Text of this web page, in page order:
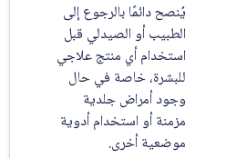
يُنصح دائمًا بالرجوع إلى
الطبيب أو الصيدلي قبل
استخدام أي منتج علاجي
للبشرة، خاصة في حال
وجود أمراض جلدية
مزمنة أو استخدام أدوية
موضعية أخرى.